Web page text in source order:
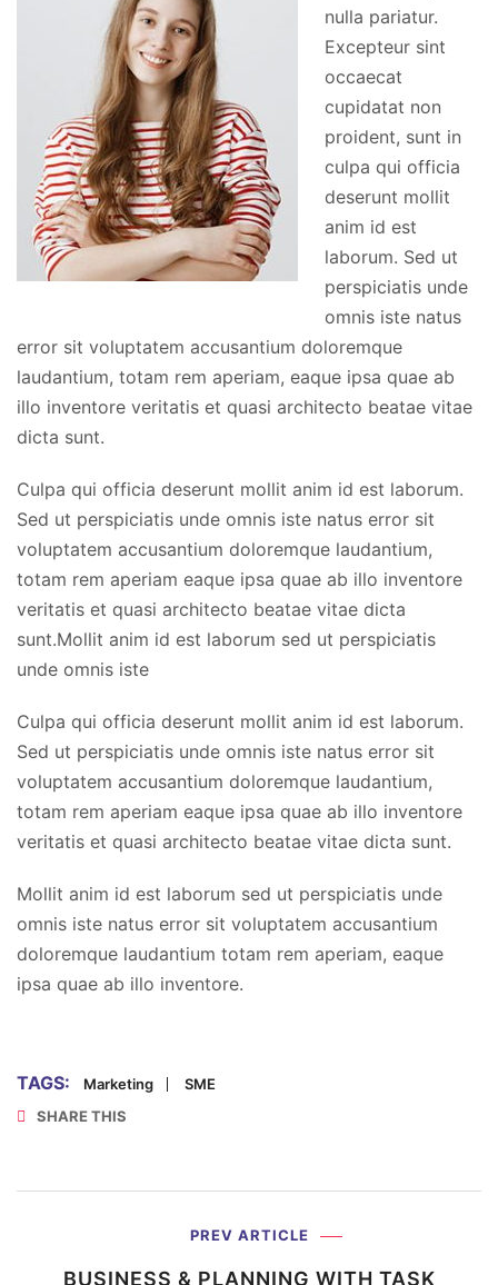
nulla pariatur.
Excepteur sint
occaecat
cupidatat non
proident, sunt in
culpa qui officia
deserunt mollit
anim id est
laborum. Sed ut
perspiciatis unde
omnis iste natus
error sit voluptatem accusantium doloremque
laudantium, totam rem aperiam, eaque ipsa quae ab
illo inventore veritatis et quasi architecto beatae vitae
dicta sunt.
Culpa qui officia deserunt mollit anim id est laborum.
Sed ut perspiciatis unde omnis iste natus error sit
voluptatem accusantium doloremque laudantium,
totam rem aperiam eaque ipsa quae ab illo inventore
veritatis et quasi architecto beatae vitae dicta
sunt.Mollit anim id est laborum sed ut perspiciatis
unde omnis iste
Culpa qui officia deserunt mollit anim id est laborum.
Sed ut perspiciatis unde omnis iste natus error sit
voluptatem accusantium doloremque laudantium,
totam rem aperiam eaque ipsa quae ab illo inventore
veritatis et quasi architecto beatae vitae dicta sunt.
Mollit anim id est laborum sed ut perspiciatis unde
omnis iste natus error sit voluptatem accusantium
doloremque laudantium totam rem aperiam, eaque
ipsa quae ab illo inventore.
TAGS: Marketing
SME
SHARE THIS
PREV ARTICLE
BUSINESS & PLANNING WITH TASK